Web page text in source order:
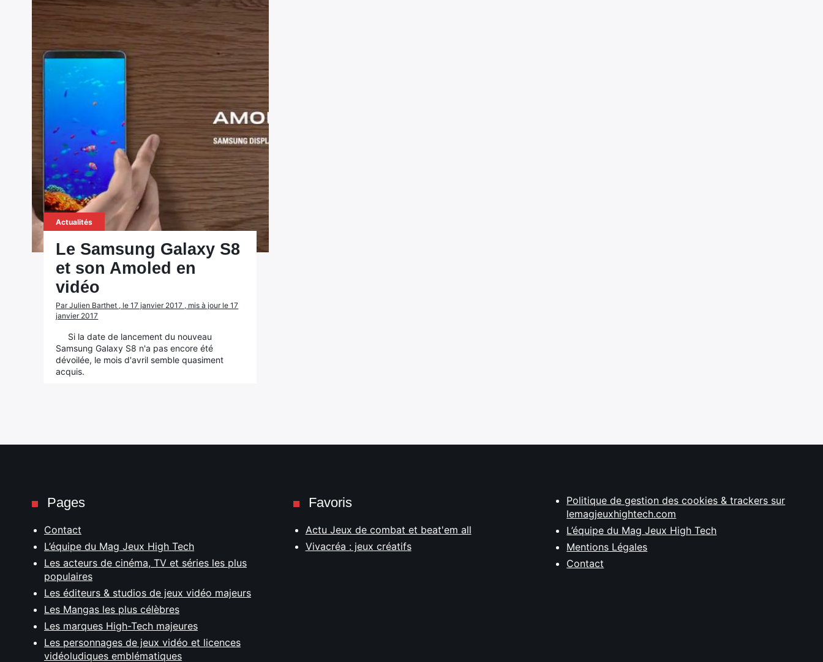
Actualités
Le Samsung Galaxy S8
et son Amoled en
vidéo
Par Julien Barthet , le 17 janvier 2017 , mis à jour le 17
janvier 2017
Si la date de lancement du nouveau
Samsung Galaxy S8 n'a pas encore été
dévoilée, le mois d'avril semble quasiment
acquis.
Pages
Contact
L’équipe du Mag Jeux High Tech
Les acteurs de cinéma, TV et séries les plus
populaires
Les éditeurs & studios de jeux vidéo majeurs
Les Mangas les plus célèbres
Les marques High-Tech majeures
Les personnages de jeux vidéo et licences
vidéoludiques emblématiques
Favoris
Actu Jeux de combat et beat'em all
Vivacréa : jeux créatifs
Politique de gestion des cookies & trackers sur
lemagjeuxhightech.com
L’équipe du Mag Jeux High Tech
Mentions Légales
Contact